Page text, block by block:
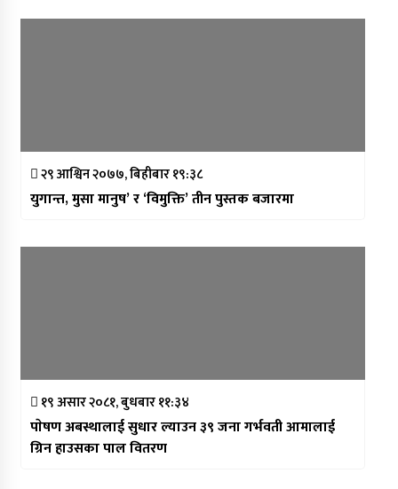
२९ आश्विन २०७७, बिहीबार १९:३८
युगान्त, मुसा मानुष’ र ‘विमुक्ति’ तीन पुस्तक बजारमा
१९ असार २०८१, बुधबार ११:३४
पाेषण अबस्थालाई सुधार ल्याउन ३९ जना गर्भवती आमालाई
ग्रिन हाउसका पाल वितरण